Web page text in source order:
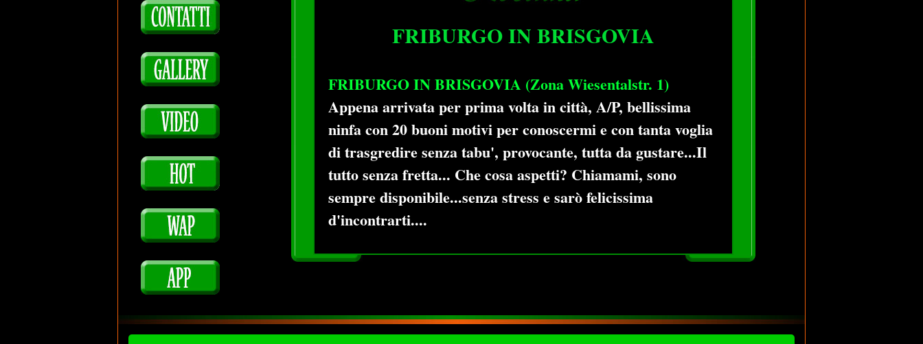
FRIBURGO IN BRISGOVIA
FRIBURGO IN BRISGOVIA (Zona Wiesentalstr. 1)
Appena arrivata per prima volta in città, A/P, bellissima
ninfa con 20 buoni motivi per conoscermi e con tanta voglia
di trasgredire senza tabu', provocante, tutta da gustare...Il
tutto senza fretta... Che cosa aspetti? Chiamami, sono
sempre disponibile...senza stress e sarò felicissima
d'incontrarti....